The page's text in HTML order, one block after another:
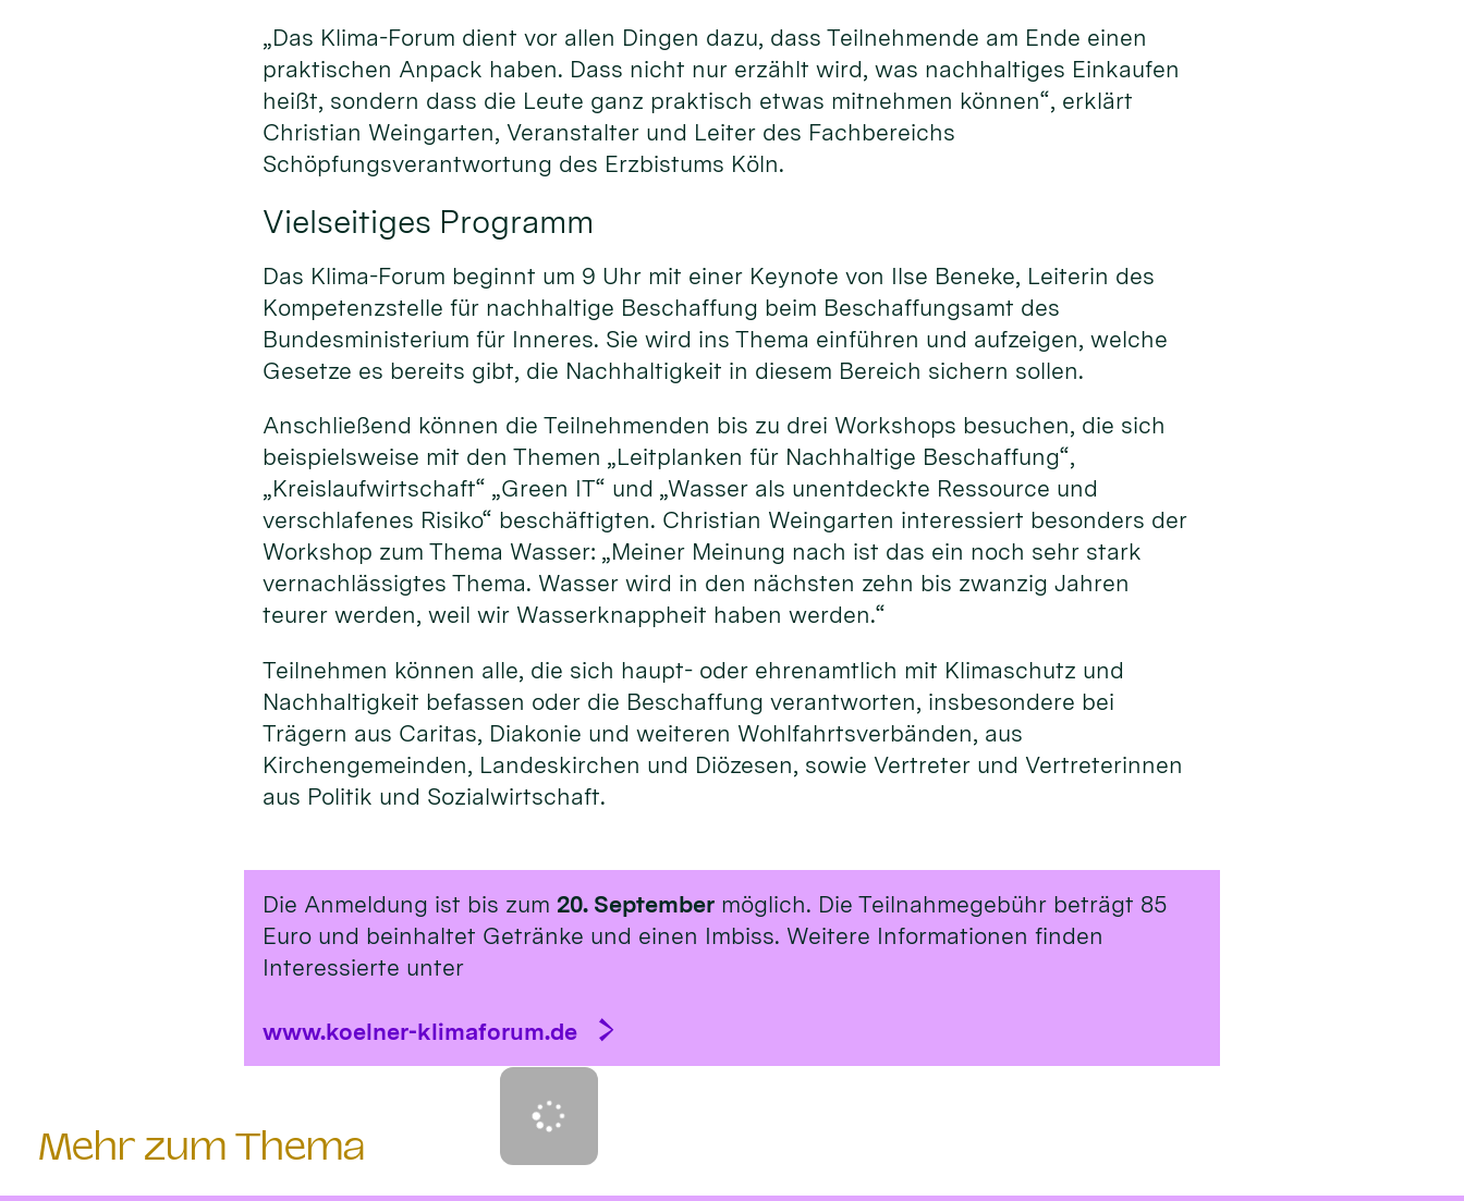
„Das Klima-Forum dient vor allen Dingen dazu, dass Teilnehmende am Ende einen
praktischen Anpack haben. Dass nicht nur erzählt wird, was nachhaltiges Einkaufen
heißt, sondern dass die Leute ganz praktisch etwas mitnehmen können“, erklärt
Christian Weingarten, Veranstalter und Leiter des Fachbereichs
Schöpfungsverantwortung des Erzbistums Köln.
Vielseitiges Programm
Das Klima-Forum beginnt um 9 Uhr mit einer Keynote von Ilse Beneke, Leiterin des
Kompetenzstelle für nachhaltige Beschaffung beim Beschaffungsamt des
Bundesministerium für Inneres. Sie wird ins Thema einführen und aufzeigen, welche
Gesetze es bereits gibt, die Nachhaltigkeit in diesem Bereich sichern sollen.
Anschließend können die Teilnehmenden bis zu drei Workshops besuchen, die sich
beispielsweise mit den Themen „Leitplanken für Nachhaltige Beschaffung“,
„Kreislaufwirtschaft“ „Green IT“ und „Wasser als unentdeckte Ressource und
verschlafenes Risiko“ beschäftigten. Christian Weingarten interessiert besonders der
Workshop zum Thema Wasser: „Meiner Meinung nach ist das ein noch sehr stark
vernachlässigtes Thema. Wasser wird in den nächsten zehn bis zwanzig Jahren
teurer werden, weil wir Wasserknappheit haben werden.“
Teilnehmen können alle, die sich haupt- oder ehrenamtlich mit Klimaschutz und
Nachhaltigkeit befassen oder die Beschaffung verantworten, insbesondere bei
Trägern aus Caritas, Diakonie und weiteren Wohlfahrtsverbänden, aus
Kirchengemeinden, Landeskirchen und Diözesen, sowie Vertreter und Vertreterinnen
aus Politik und Sozialwirtschaft.
Die Anmeldung ist bis zum 20. September möglich. Die Teilnahmegebühr beträgt 85
Euro und beinhaltet Getränke und einen Imbiss. Weitere Informationen finden
Interessierte unter
www.koelner-klimaforum.de
Mehr zum Thema